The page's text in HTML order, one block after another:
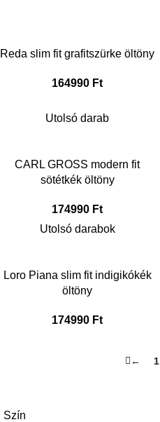
Reda slim fit grafitszürke öltöny
164990 Ft
Utolsó darab
CARL GROSS modern fit
sötétkék öltöny
174990 Ft
Utolsó darabok
Loro Piana slim fit indigikókék
öltöny
174990 Ft
← 1
Szín